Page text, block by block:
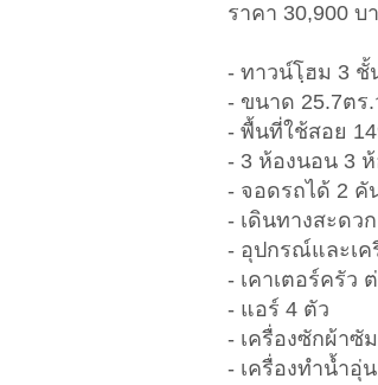
ราคา 30,900 บ
- ทาวน์โฺฮม 3 ชั้
- ขนาด 25.7ตร.
- พื้นที่ใช้สอย
- 3 ห้องนอน 3
- จอดรถได้ 2 คั
- เดินทางสะดว
- อุปกรณ์และเค
- เคาเตอร์ครัว
- แอร์ 4 ตัว
- เครื่องซักผ้าซั
- เครื่องทำน้ำอุ่น